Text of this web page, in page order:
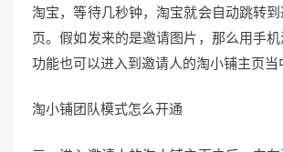
淘宝，等待几秒钟，淘宝就会自动跳转
页。假如发来的是邀请图片，那么用手
功能也可以进入到邀请人的淘小铺主页当
淘小铺团队模式怎么开通